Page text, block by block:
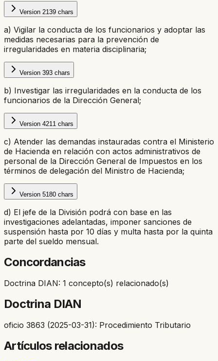
Version 2139 chars
a) Vigilar la conducta de los funcionarios y adoptar las
medidas necesarias para la prevención de
irregularidades en materia disciplinaria;
Version 393 chars
b) Investigar las irregularidades en la conducta de los
funcionarios de la Dirección General;
Version 4211 chars
c) Atender las demandas instauradas contra el Ministerio
de Hacienda en relación con actos administrativos de
personal de la Dirección General de Impuestos en los
términos de delegación del Ministro de Hacienda;
Version 5180 chars
d) El jefe de la División podrá con base en las
investigaciones adelantadas, imponer sanciones de
suspensión hasta por 10 días y multa hasta por la quinta
parte del sueldo mensual.
Concordancias
Doctrina DIAN: 1 concepto(s) relacionado(s)
Doctrina DIAN
oficio 3863 (2025-03-31): Procedimiento Tributario
Artículos relacionados